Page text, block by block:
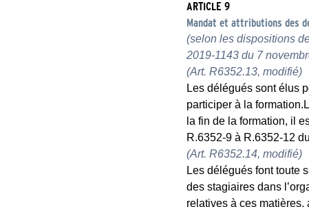
ARTICLE 9
Mandat et attributions des
(selon les dispositions
2019-1143 du 7
(Art. R6352.13, modifié)
Les délégués sont élus
participer à la
la fin de la formation, il
R.6352-9 à R.6352-12
(Art. R6352.14, modifié)
Les délégués font toute
des stagiaires dans
relatives à ces matières,